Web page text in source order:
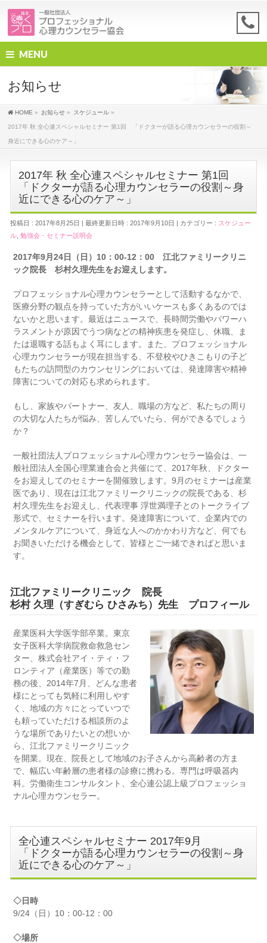
MENU
お知らせ
HOME » お知らせ » スケジュール »
2017年 秋 全心連スペシャルセミナー 第1回 「ドクターが語る心理カウンセラーの役割～
身近にできる心のケア～」
2017年 秋 全心連スペシャルセミナー 第1回
「ドクターが語る心理カウンセラーの役割～身
近にできる心のケア～」
投稿日 : 2017年8月25日 最終更新日時 : 2017年9月10日 カテゴリー : スケジュー
ル ,勉強会・セミナー説明会
2017年9月24日（日）10：00-12：00 江北ファミリークリニ
ック院長 杉村久理先生をお迎えします。
プロフェッショナル心理カウンセラーとして活動するなかで、
医療分野の観点を持っていた方がいいケースも多くあるのでは
ないかと思います。最近はニュースで、長時間労働やパワーハ
ラスメントが原因でうつ病などの精神疾患を発症し、休職、ま
たは退職する話もよく耳にします。また、プロフェッショナル
心理カウンセラーが現在担当する、不登校やひきこもりの子ど
もたちの訪問型のカウンセリングにおいては、発達障害や精神
障害についての対応も求められます。
もし、家族やパートナー、友人、職場の方など、私たちの周り
の大切な人たちが悩み、苦しんでいたら、何ができるでしょう
か？
一般社団法人プロフェッショナル心理カウンセラー協会は、一
般社団法人全国心理業連合会と共催にて、2017年秋、ドクター
をお迎えしてのセミナーを開催致します。9月のセミナーは産業
医であり、現在は江北ファミリークリニックの院長である、杉
村久理先生をお迎えし、代表理事 浮世満理子とのトークライブ
形式で、セミナーを行います。発達障害について、企業内での
メンタルケアについて、身近な人へのかかわり方など、何でも
お聞きいただける機会として、皆様とご一緒できればと思いま
す。
江北ファミリークリニック 院長
杉村 久理（すぎむら ひさみち）先生 プロフィール
産業医科大学医学部卒業。東京
女子医科大学病院救命救急セン
ター、株式会社アイ・ティ・フ
ロンティア（産業医）等での勤
務の後、2014年7月、どんな患者
様にとっても気軽に利用しやす
く、地域の方々にとっていつで
も頼っていただける相談所のよ
うな場所でありたいとの想いか
ら、江北ファミリークリニック
を開業。現在、院長として地域のお子さんから高齢者の方ま
で、幅広い年齢層の患者様の診療に携わる。専門は呼吸器内
科。労働衛生コンサルタント、全心連公認上級プロフェッショ
ナル心理カウンセラー。
全心連スペシャルセミナー 2017年9月
「ドクターが語る心理カウンセラーの役割～身
近にできる心のケア～」
◇日時
9/24（日）10：00-12：00
◇場所